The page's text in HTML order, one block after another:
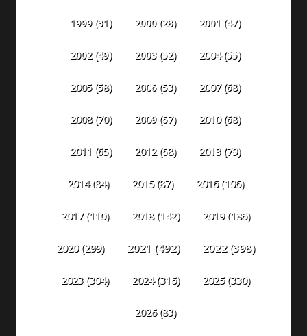
1999(31) 2000(28) 2001 (47)
2002(49) 2003(52) 2004(55)
2005(58) 2006(53) 2007(68)
2008(70) 2009(67) 2010(68)
2011 (65) 2012(68) 2013(79)
2014(84) 2015(87) 2016(106)
2017(110) 2018(142) 2019(186)
2020(299) 2021 (492) 2022(398)
2023(304) 2024(316) 2025(330)
2026(83)